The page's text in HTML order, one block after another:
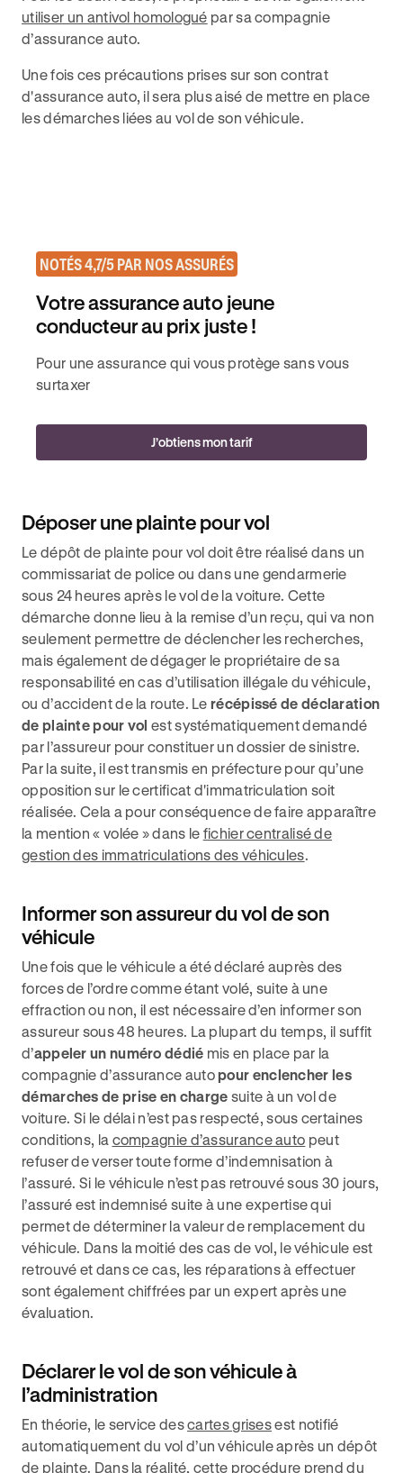
utiliser un antivol homologué par sa compagnie
d’assurance auto.
Une fois ces précautions prises sur son contrat
d'assurance auto, il sera plus aisé de mettre en place
les démarches liées au vol de son véhicule.
NOTÉS 4,7/5 PAR NOS ASSURÉS
Votre assurance auto jeune
conducteur au prix juste !
Pour une assurance qui vous protège sans vous
surtaxer
J’obtiens mon tarif
Déposer une plainte pour vol
Le dépôt de plainte pour vol doit être réalisé dans un
commissariat de police ou dans une gendarmerie
sous 24 heures après le vol de la voiture. Cette
démarche donne lieu à la remise d’un reçu, qui va non
seulement permettre de déclencher les recherches,
mais également de dégager le propriétaire de sa
responsabilité en cas d’utilisation illégale du véhicule,
ou d’accident de la route. Lerécépissé de déclaration
de plainte pour vol est systématiquement demandé
par l’assureur pour constituer un dossier de sinistre.
Par la suite, il est transmis en préfecture pour qu’une
opposition sur le certificat d'immatriculation soit
réalisée. Cela a pour conséquence de faire apparaître
la mention « volée » dans le fichier centralisé de
gestion des immatriculations des véhicules.
Informer son assureur du vol de son
véhicule
Une fois que le véhicule a été déclaré auprès des
forces de l’ordre comme étant volé, suite à une
effraction ou non, il est nécessaire d’en informer son
assureur sous 48 heures. La plupart du temps, il suffit
d’appeler un numéro dédié mis en place par la
compagnie d’assurance autopour enclencher les
démarches de prise en charge suite à un vol de
voiture. Si le délai n’est pas respecté, sous certaines
conditions, la compagnie d’assurance auto peut
refuser de verser toute forme d’indemnisation à
l’assuré. Si le véhicule n’est pas retrouvé sous 30 jours,
l’assuré est indemnisé suite à une expertise qui
permet de déterminer la valeur de remplacement du
véhicule. Dans la moitié des cas de vol, le véhicule est
retrouvé et dans ce cas, les réparations à effectuer
sont également chiffrées par un expert après une
évaluation.
Déclarer le vol de son véhicule à
l’administration
En théorie, le service descartes grisesest notifié
automatiquement du vol d’un véhicule après un dépôt
de plainte. Dans la réalité, cette procédure prend du